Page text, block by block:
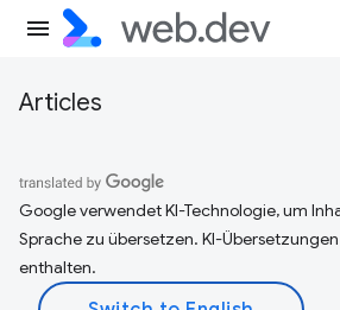
Articles
Google verwendet KI-Technologie, um
Sprache zu übersetzen. KI-
enthalten.